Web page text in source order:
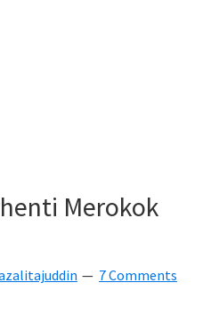
Merokok
7 Comments